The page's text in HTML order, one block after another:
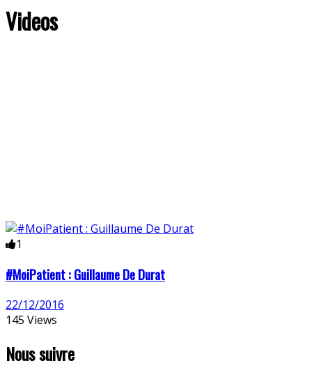
Videos
1
#MoiPatient : Guillaume De Durat
22/12/2016
145 Views
Nous suivre